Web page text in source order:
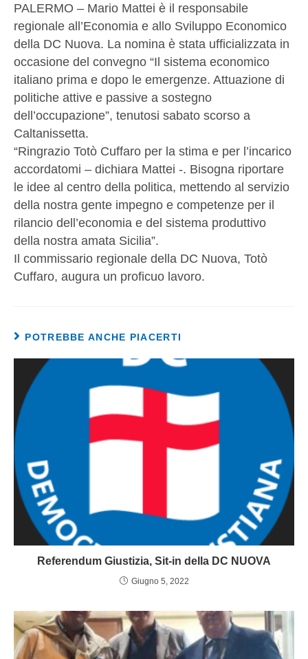
PALERMO – Mario Mattei è il responsabile
regionale all’Economia e allo Sviluppo Economico
della DC Nuova. La nomina è stata ufficializzata in
occasione del convegno “Il sistema economico
italiano prima e dopo le emergenze. Attuazione di
politiche attive e passive a sostegno
dell’occupazione”, tenutosi sabato scorso a
Caltanissetta.
“Ringrazio Totò Cuffaro per la stima e per l’incarico
accordatomi – dichiara Mattei -. Bisogna riportare
le idee al centro della politica, mettendo al servizio
della nostra gente impegno e competenze per il
rilancio dell’economia e del sistema produttivo
della nostra amata Sicilia”.
Il commissario regionale della DC Nuova, Totò
Cuffaro, augura un proficuo lavoro.
POTREBBE ANCHE PIACERTI
Referendum Giustizia, Sit-in della DC NUOVA
Giugno 5, 2022